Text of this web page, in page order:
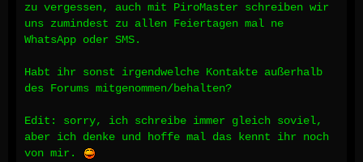
zu vergessen, auch mit PiroMaster schreiben wir
uns zumindest zu allen Feiertagen mal ne
WhatsApp oder SMS.
Habt ihr sonst irgendwelche Kontakte außerhalb
des Forums mitgenommen/behalten?
Edit: sorry, ich schreibe immer gleich soviel,
aber ich denke und hoffe mal das kennt ihr noch
von mir.